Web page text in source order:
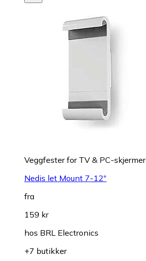
Veggfester for TV & PC-skjermer
Nedis let Mount 7-12"
fra
159 kr
hos BRL Electronics
+7 butikker